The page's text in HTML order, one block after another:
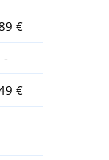
€
-
€